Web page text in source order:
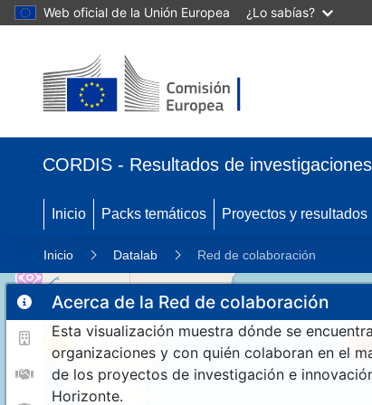
Web oficial de la Unión Europea ¿Lo sabías?
CORDIS - Resultados de
Inicio Packs temáticos Proyectos y resultados
Inicio Datalab Red de colaboración
Acerca de la Red de colaboración
Esta visualización muestra dónde se
organizaciones y con quién colaboran en el
de los proyectos de investigación e
Horizonte.
10 192